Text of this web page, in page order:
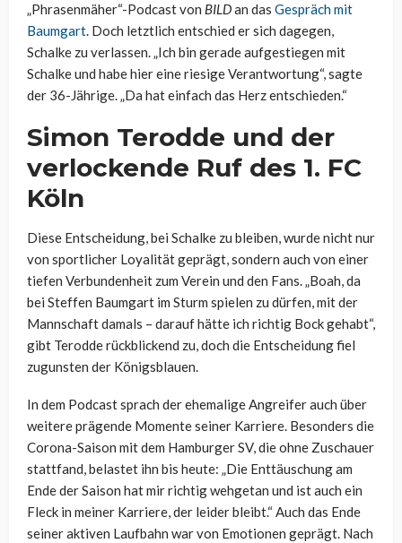
„Phrasenmäher“-Podcast von BILDan das Gespräch mit
Baumgart. Doch letztlich entschied er sich dagegen,
Schalke zu verlassen. „Ich bin gerade aufgestiegen mit
Schalke und habe hier eine riesige Verantwortung“, sagte
der 36-Jährige. „Da hat einfach das Herz entschieden.“
Simon Terodde und der
verlockende Ruf des 1. FC
Köln
Diese Entscheidung, bei Schalke zu bleiben, wurde nicht nur
von sportlicher Loyalität geprägt, sondern auch von einer
tiefen Verbundenheit zum Verein und den Fans. „Boah, da
bei Steffen Baumgart im Sturm spielen zu dürfen, mit der
Mannschaft damals – darauf hätte ich richtig Bock gehabt“,
gibt Terodde rückblickend zu, doch die Entscheidung fiel
zugunsten der Königsblauen.
In dem Podcast sprach der ehemalige Angreifer auch über
weitere prägende Momente seiner Karriere. Besonders die
Corona-Saison mit dem Hamburger SV, die ohne Zuschauer
stattfand, belastet ihn bis heute: „Die Enttäuschung am
Ende der Saison hat mir richtig wehgetan und ist auch ein
Fleck in meiner Karriere, der leider bleibt.“ Auch das Ende
seiner aktiven Laufbahn war von Emotionen geprägt. Nach